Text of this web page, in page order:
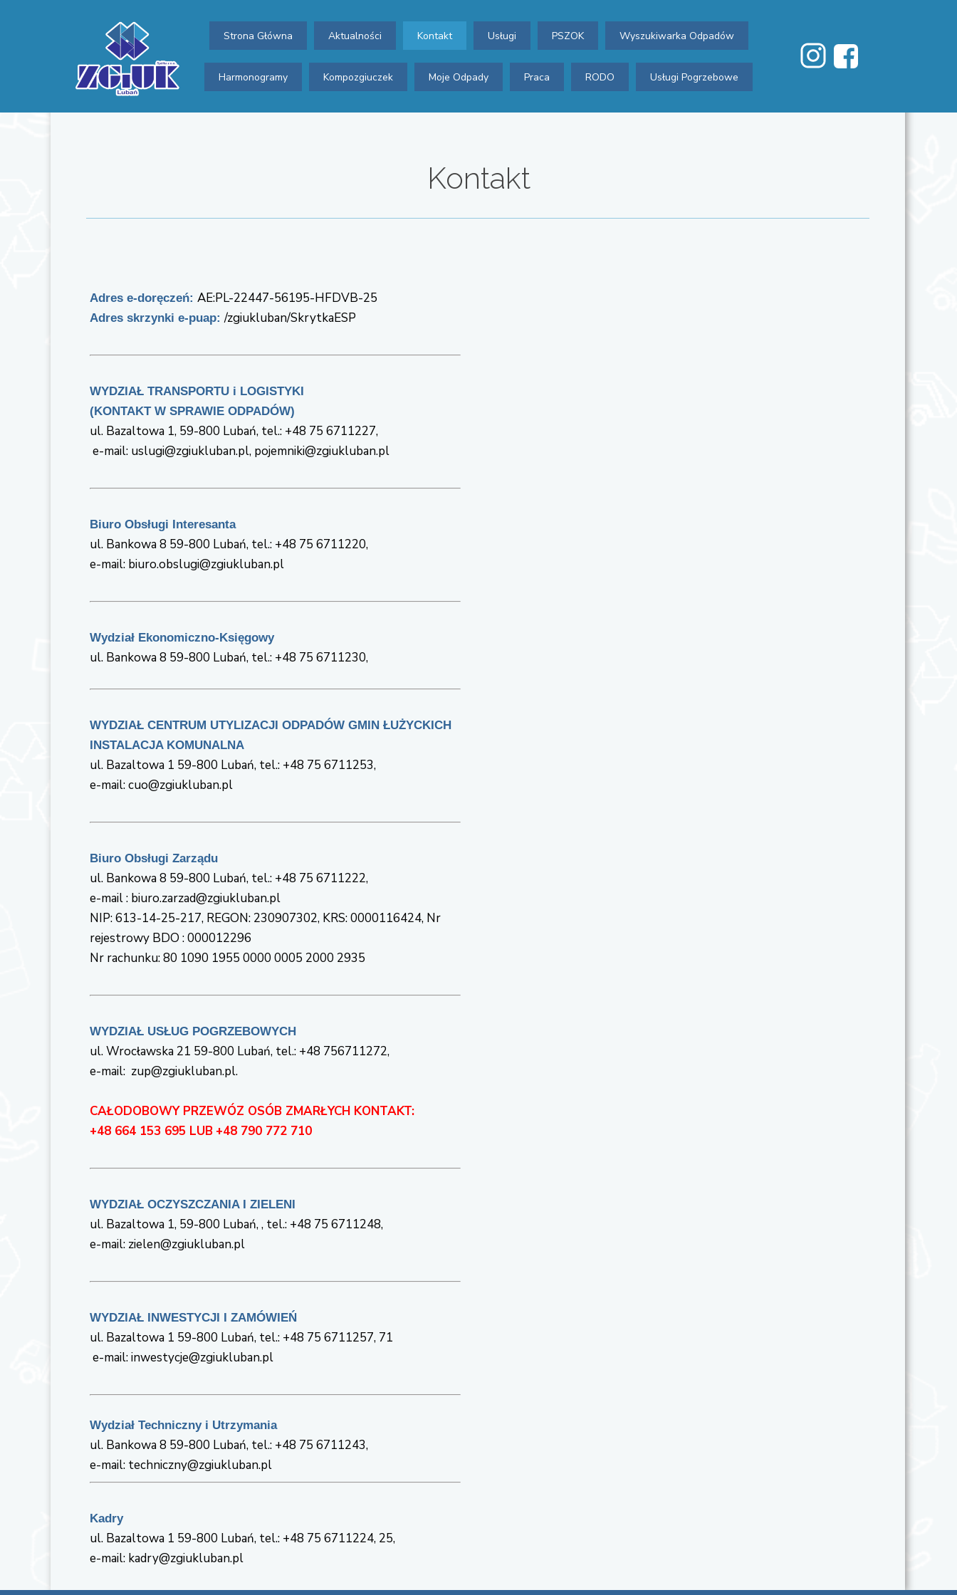
Strona Główna Aktualności Kontakt Usługi PSZOK Wyszukiwarka Odpadów
Harmonogramy Kompozgiuczek Moje Odpady Praca RODO Usługi Pogrzebowe
Adres e-doręczeń: AE:PL-22447-56195-HFDVB-25
Adres skrzynki e-puap: /zgiukluban/SkrytkaESP
WYDZIAŁ TRANSPORTU i LOGISTYKI
(KONTAKT W SPRAWIE ODPADÓW)
ul. Bazaltowa 1, 59-800 Lubań, tel.: +48 75 6711227,
e-mail: uslugi@zgiukluban.pl, pojemniki@zgiukluban.pl
Biuro Obsługi Interesanta
ul. Bankowa 8 59-800 Lubań, tel.: +48 75 6711220,
e-mail: biuro.obslugi@zgiukluban.pl
Wydział Ekonomiczno-Księgowy
ul. Bankowa 8 59-800 Lubań, tel.: +48 75 6711230,
WYDZIAŁ CENTRUM UTYLIZACJI ODPADÓW GMIN ŁUŻYCKICH
INSTALACJA KOMUNALNA
ul. Bazaltowa 1 59-800 Lubań, tel.: +48 75 6711253,
e-mail: cuo@zgiukluban.pl
Biuro Obsługi Zarządu
ul. Bankowa 8 59-800 Lubań, tel.: +48 75 6711222,
e-mail : biuro.zarzad@zgiukluban.pl
NIP: 613-14-25-217, REGON: 230907302, KRS: 0000116424, Nr
rejestrowy BDO : 000012296
Nr rachunku: 80 1090 1955 0000 0005 2000 2935
WYDZIAŁ USŁUG POGRZEBOWYCH
ul. Wrocławska 21 59-800 Lubań, tel.: +48 756711272,
e-mail: zup@zgiukluban.pl.
CAŁODOBOWY PRZEWÓZ OSÓB ZMARŁYCH KONTAKT:
+48 664 153 695 LUB +48 790 772 710
WYDZIAŁ OCZYSZCZANIA I ZIELENI
ul. Bazaltowa 1, 59-800 Lubań, , tel.: +48 75 6711248,
e-mail: zielen@zgiukluban.pl
WYDZIAŁ INWESTYCJI I ZAMÓWIEŃ
ul. Bazaltowa 1 59-800 Lubań, tel.: +48 75 6711257, 71
e-mail: inwestycje@zgiukluban.pl
Wydział Techniczny i Utrzymania
ul. Bankowa 8 59-800 Lubań, tel.: +48 75 6711243,
e-mail: techniczny@zgiukluban.pl
Kadry
ul. Bazaltowa 1 59-800 Lubań, tel.: +48 75 6711224, 25,
e-mail: kadry@zgiukluban.pl
Kontakt